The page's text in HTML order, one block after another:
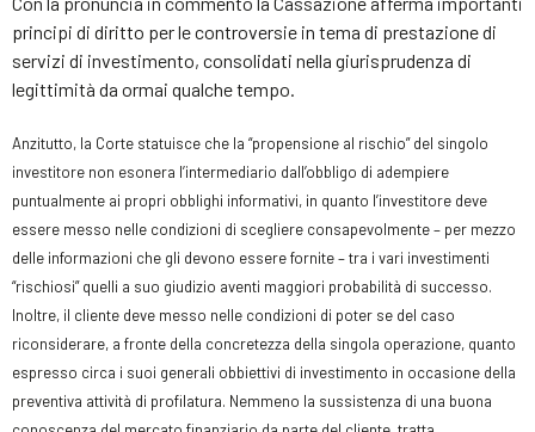
principi di diritto per le controversie in tema di prestazione di
servizi di investimento, consolidati nella giurisprudenza di
legittimità da ormai qualche tempo.
Anzitutto, la Corte statuisce che la “propensione al rischio” del singolo
investitore non esonera l’intermediario dall’obbligo di adempiere
puntualmente ai propri obblighi informativi, in quanto l’investitore deve
essere messo nelle condizioni di scegliere consapevolmente – per mezzo
delle informazioni che gli devono essere fornite – tra i vari investimenti
“rischiosi” quelli a suo giudizio aventi maggiori probabilità di successo.
Inoltre, il cliente deve messo nelle condizioni di poter se del caso
riconsiderare, a fronte della concretezza della singola operazione, quanto
espresso circa i suoi generali obbiettivi di investimento in occasione della
preventiva attività di profilatura. Nemmeno la sussistenza di una buona